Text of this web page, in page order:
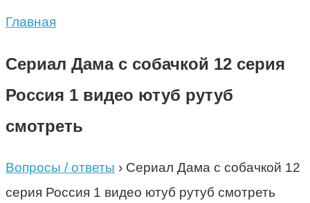
Главная
Сериал Дама с собачкой 12 серия
Россия 1 видео ютуб рутуб
смотреть
Вопросы / ответы › Сериал Дама с собачкой 12
серия Россия 1 видео ютуб рутуб смотреть